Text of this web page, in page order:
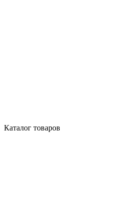
Каталог товаров